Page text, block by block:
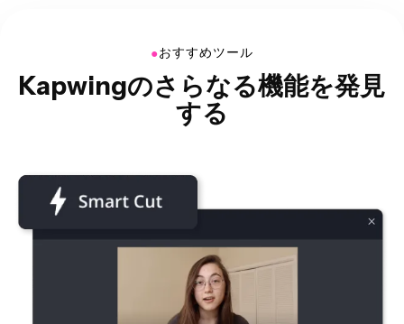
●おすすめツール
Kapwingのさらなる機能を発見
する